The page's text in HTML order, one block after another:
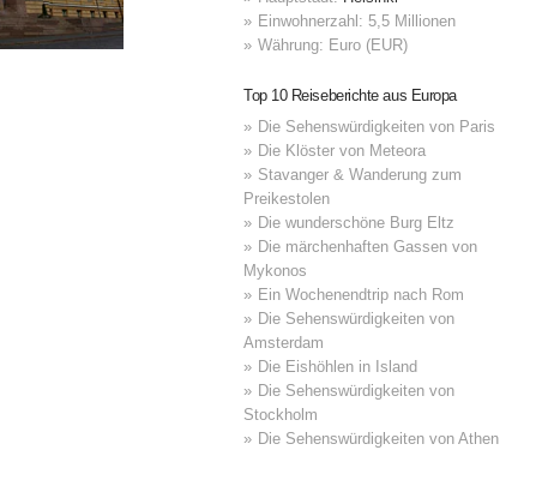
Einwohnerzahl: 5,5 Millionen
Währung: Euro (EUR)
Top 10 Reiseberichte aus Europa
Die Sehenswürdigkeiten von Paris
Die Klöster von Meteora
Stavanger & Wanderung zum
Preikestolen
Die wunderschöne Burg Eltz
Die märchenhaften Gassen von
Mykonos
Ein Wochenendtrip nach Rom
Die Sehenswürdigkeiten von
Amsterdam
Die Eishöhlen in Island
Die Sehenswürdigkeiten von
Stockholm
Die Sehenswürdigkeiten von Athen